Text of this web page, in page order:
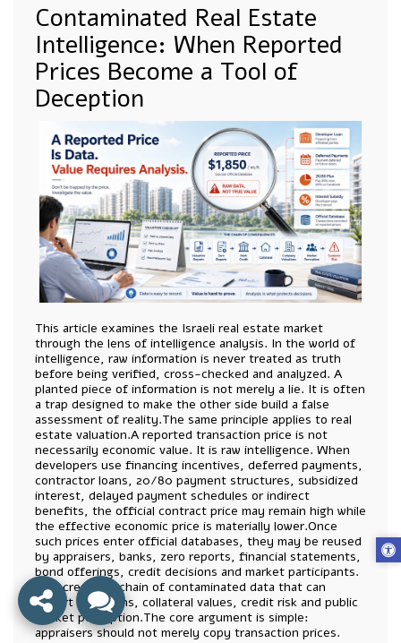
Contaminated Real Estate
Intelligence: When Reported
Prices Become a Tool of
Deception
This article examines the Israeli real estate market
through the lens of intelligence analysis. In the world of
intelligence, raw information is never treated as truth
before being verified, cross-checked and analyzed. A
planted piece of information is not merely a lie. It is often
a trap designed to make the other side build a false
assessment of reality.The same principle applies to real
estate valuation.A reported transaction price is not
necessarily economic value. It is raw intelligence. When
developers use financing incentives, deferred payments,
contractor loans, 20/80 payment structures, subsidized
interest, delayed payment schedules or indirect
benefits, the official contract price may remain high while
the effective economic price is materially lower.Once
such prices enter official databases, they may be reused
by appraisers, banks, zero reports, financial statements,
bond offerings, credit decisions and market participants.
This creates a chain of contaminated data that can
distort valuations, collateral values, credit risk and public
market perception.The core argument is simple:
appraisers should not merely copy transaction prices.